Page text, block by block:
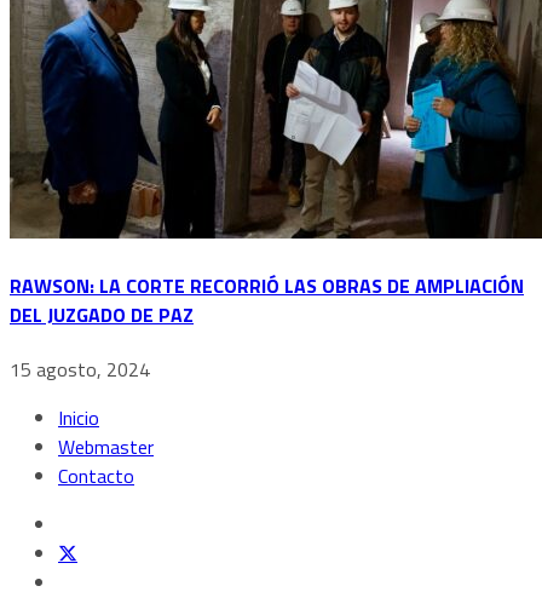
RAWSON: LA CORTE RECORRIÓ LAS OBRAS DE AMPLIACIÓN
DEL JUZGADO DE PAZ
15 agosto, 2024
Inicio
Webmaster
Contacto